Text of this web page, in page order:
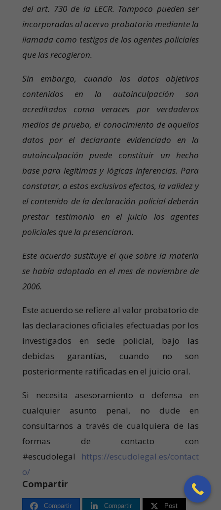
del art. 730 de la LECR. Tampoco pueden ser
incorporadas al acervo probatorio mediante la
llamada como testigos de los agentes policiales
que las recogieron.
Sin embargo, cuando los datos objetivos
contenidos en la autoinculpación son
acreditados como veraces por verdaderos
medios de prueba, el conocimiento de aquellos
datos por el declarante evidenciado en la
autoinculpación puede constituir un hecho
base para legítimas y lógicas inferencias. Para
constatar, a estos exclusivos efectos, la validez y
el contenido de la declaración policial deberán
prestar testimonio en el juicio los agentes
policiales que la presenciaron.
Este acuerdo sustituye el que sobre la materia
se había adoptado en el mes de noviembre de
2006.
Este acuerdo se refiere al valor probatorio de
las declaraciones oficiales efectuadas por los
investigados en sede policial, bajo las
debidas garantías, cuando no son
posteriormente ratificadas en el juicio oral.
Si necesita asesoramiento o defensa en
cualquier asunto penal, no dude en
consultarnos a través de cualquiera de las
formas de contacto con
#escudolegal https://escudolegal.es/contact
o/
Compartir
Compartir Compartir Post